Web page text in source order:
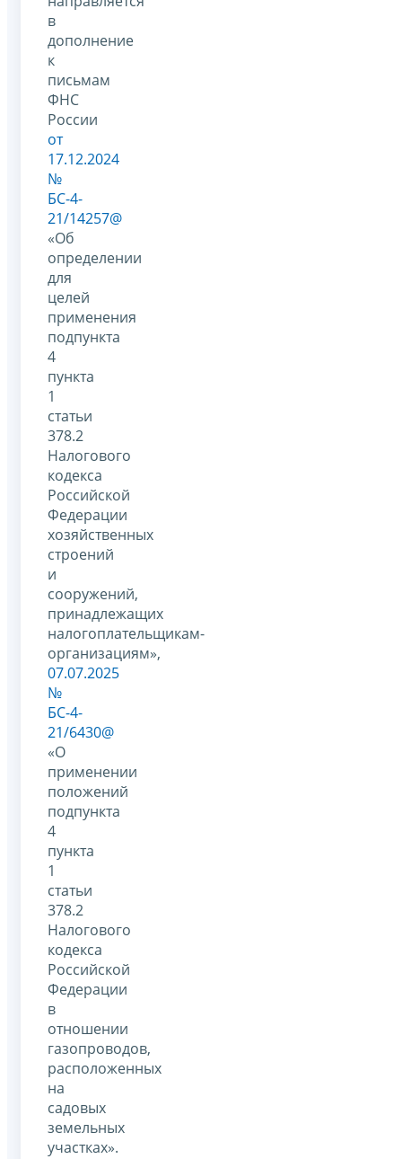
в
дополнение
к
письмам
ФНС
России
от
17.12.2024
№
БС-4-
21/14257@
«Об
определении
для
целей
применения
подпункта
4
пункта
1
статьи
378.2
Налогового
кодекса
Российской
Федерации
хозяйственных
строений
и
сооружений,
принадлежащих
налогоплательщикам-
организациям»,
07.07.2025
№
БС-4-
21/6430@
«О
применении
положений
подпункта
4
пункта
1
статьи
378.2
Налогового
кодекса
Российской
Федерации
в
отношении
газопроводов,
расположенных
на
садовых
земельных
участках».